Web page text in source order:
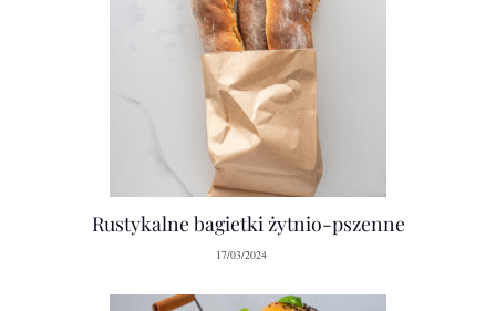
Rustykalne bagietki żytnio-pszenne
17/03/2024